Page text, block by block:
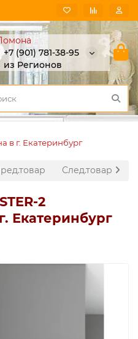
+7 (901) 781-38-95
из Регионов
в г. Екатеринбург
След.товар
2
Екатеринбург